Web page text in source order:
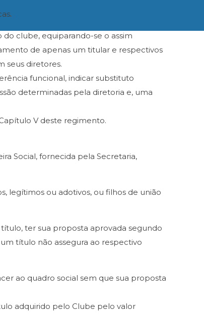
do clube, equiparando-se o assim
de apenas um titular e respectivos
seus diretores.
funcional, indicar substituto
determinadas pela diretoria e, uma
V deste regimento.
Social, fornecida pela Secretaria,
legítimos ou adotivos, ou filhos de união
ter sua proposta aprovada segundo
título não assegura ao respectivo
ao quadro social sem que sua proposta
adquirido pelo Clube pelo valor